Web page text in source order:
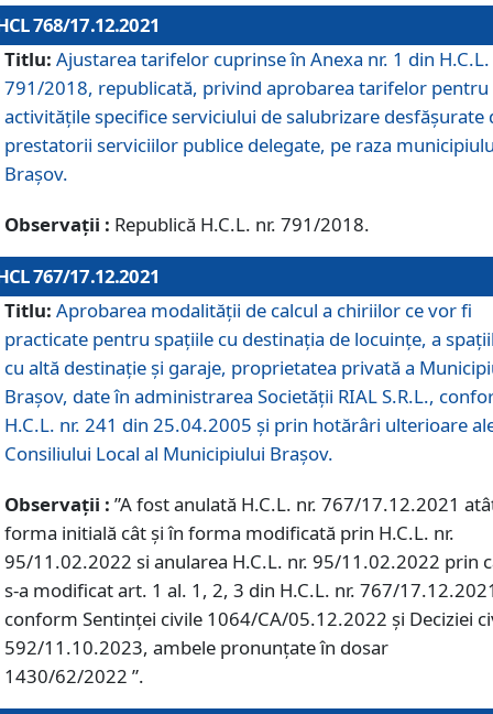
768/17.12.2021
Titlu: Ajustarea tarifelor cuprinse în Anexa nr. 1 din H.C.L.
791/2018, republicată, privind aprobarea tarifelor pentru
activităţile specifice serviciului de salubrizare desfăşurate
prestatorii serviciilor publice delegate, pe raza
Braşov.
Observații : Republică H.C.L. nr. 791/2018.
767/17.12.2021
Titlu: Aprobarea modalității de calcul a chiriilor ce vor fi
practicate pentru spaţiile cu destinaţia de locuinţe, a
cu altă destinaţie şi garaje, proprietatea privată a
Braşov, date în administrarea Societăţii RIAL S.R.L.,
H.C.L. nr. 241 din 25.04.2005 și prin hotărâri ulterioare
Consiliului Local al Municipiului Braşov.
Observații : ”A fost anulată H.C.L. nr. 767/17.12.2021
forma initială cât și în forma modificată prin H.C.L. nr.
95/11.02.2022 si anularea H.C.L. nr. 95/11.02.2022 prin
s-a modificat art. 1 al. 1, 2, 3 din H.C.L. nr. 767/
conform Sentinței civile 1064/CA/05.12.2022 și Deciziei
592/11.10.2023, ambele pronunțate în dosar
1430/62/2022 ”.